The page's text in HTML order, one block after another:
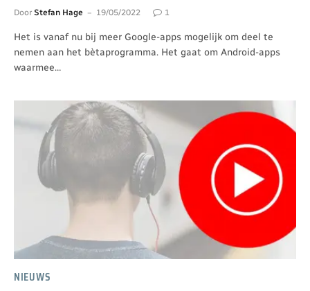
Door Stefan Hage 19/05/2022 1
Het is vanaf nu bij meer Google-apps mogelijk om deel te
nemen aan het bètaprogramma. Het gaat om Android-apps
waarmee…
NIEUWS